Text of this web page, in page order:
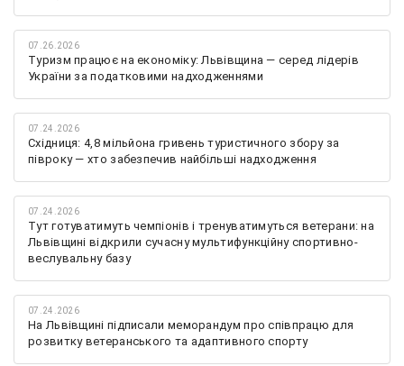
07.26.2026
Туризм працює на економіку: Львівщина — серед лідерів
України за податковими надходженнями
07.24.2026
Східниця: 4,8 мільйона гривень туристичного збору за
півроку — хто забезпечив найбільші надходження
07.24.2026
Тут готуватимуть чемпіонів і тренуватимуться ветерани: на
Львівщині відкрили сучасну мультифункційну спортивно-
веслувальну базу
07.24.2026
На Львівщині підписали меморандум про співпрацю для
розвитку ветеранського та адаптивного спорту